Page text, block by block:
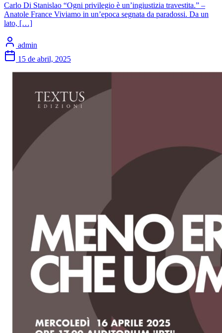
Carlo Di Stanislao “Ogni privilegio è un’ingiustizia travestita.” –
Anatole France Viviamo in un’epoca segnata da paradossi. Da un
lato, […]
admin
15 de abril, 2025